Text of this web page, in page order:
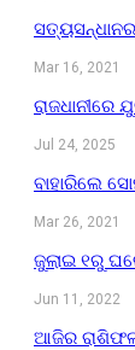
Mar 16, 2021
ରାଜଧାନୀରେ
Jul 24, 2025
ବାହାରିଲେ
Mar 26, 2021
ଜୁଲାଇ ୧ରୁ
Jun 11, 2022
ଆଜିର